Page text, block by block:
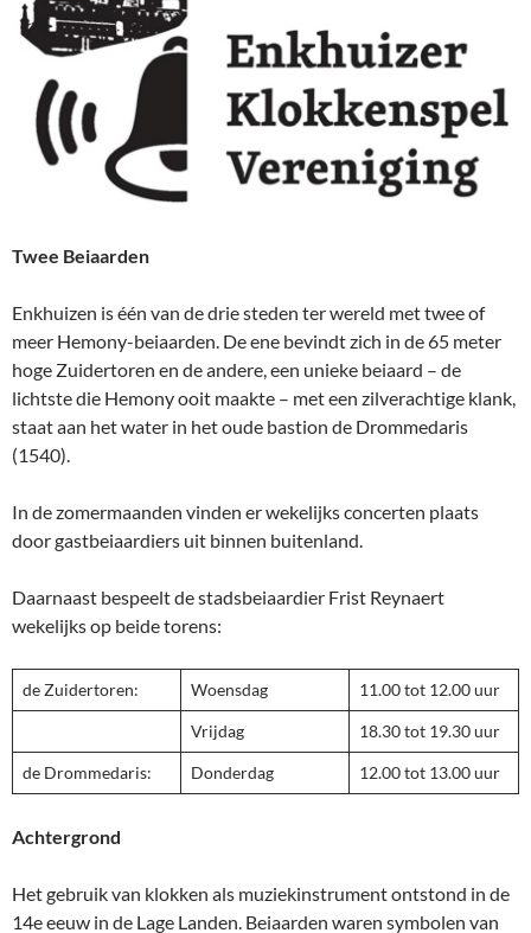
Twee Beiaarden
Enkhuizen is één van de drie steden ter wereld met twee of
meer Hemony-beiaarden. De ene bevindt zich in de 65 meter
hoge Zuidertoren en de andere, een unieke beiaard – de
lichtste die Hemony ooit maakte – met een zilverachtige klank,
staat aan het water in het oude bastion de Drommedaris
(1540).
In de zomermaanden vinden er wekelijks concerten plaats
door gastbeiaardiers uit binnen buitenland.
Daarnaast bespeelt de stadsbeiaardier Frist Reynaert
wekelijks op beide torens:
de Zuidertoren: Woensdag 11.00 tot 12.00 uur
Vrijdag 18.30 tot 19.30 uur
de Drommedaris: Donderdag 12.00 tot 13.00 uur
Achtergrond
Het gebruik van klokken als muziekinstrument ontstond in de
14e eeuw in de Lage Landen. Beiaarden waren symbolen van